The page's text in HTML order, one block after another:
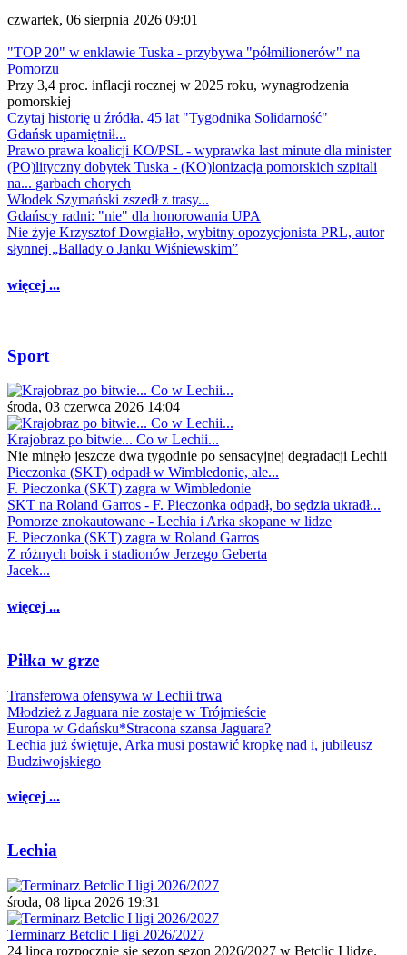
czwartek, 06 sierpnia 2026 09:01
"TOP 20" w enklawie Tuska - przybywa "półmilionerów" na
Pomorzu
Przy 3,4 proc. inflacji rocznej w 2025 roku, wynagrodzenia
pomorskiej
Czytaj historię u źródła. 45 lat "Tygodnika Solidarność"
Gdańsk upamiętnił...
Prawo prawa koalicji KO/PSL - wyprawka last minute dla minister
(PO)lityczny dobytek Tuska - (KO)lonizacja pomorskich szpitali
na... garbach chorych
Włodek Szymański zszedł z trasy...
Gdańscy radni: "nie" dla honorowania UPA
Nie żyje Krzysztof Dowgiałło, wybitny opozycjonista PRL, autor
słynnej „Ballady o Janku Wiśniewskim”
więcej ...
Sport
środa, 03 czerwca 2026 14:04
Krajobraz po bitwie... Co w Lechii...
Nie minęło jeszcze dwa tygodnie po sensacyjnej degradacji Lechii
Pieczonka (SKT) odpadł w Wimbledonie, ale...
F. Pieczonka (SKT) zagra w Wimbledonie
SKT na Roland Garros - F. Pieczonka odpadł, bo sędzia ukradł...
Pomorze znokautowane - Lechia i Arka skopane w lidze
F. Pieczonka (SKT) zagra w Roland Garros
Z różnych boisk i stadionów Jerzego Geberta
Jacek...
więcej ...
Piłka w grze
Transferowa ofensywa w Lechii trwa
Młodzież z Jaguara nie zostaje w Trójmieście
Europa w Gdańsku*Stracona szansa Jaguara?
Lechia już świętuje, Arka musi postawić kropkę nad i, jubileusz
Budziwojskiego
więcej ...
Lechia
środa, 08 lipca 2026 19:31
Terminarz Betclic I ligi 2026/2027
24 lipca rozpocznie się sezon sezon 2026/2027 w Betclic I lidze.